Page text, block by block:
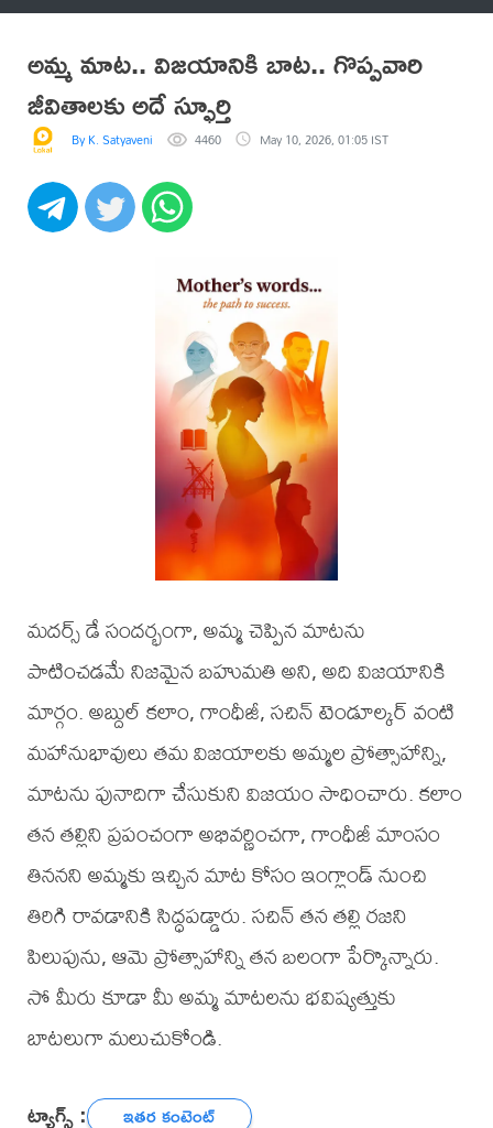
అమ్మ మాట.. విజయానికి బాట.. గొప్పవారి
జీవితాలకు అదే స్ఫూర్తి
By K. Satyaveni 4460 May 10, 2026, 01:05 IST
మదర్స్ డే సందర్భంగా, అమ్మ చెప్పిన మాటను
పాటించడమే నిజమైన బహుమతి అని, అది విజయానికి
మార్గం. అబ్దుల్ కలాం, గాంధీజీ, సచిన్ టెండూల్కర్ వంటి
మహానుభావులు తమ విజయాలకు అమ్మల ప్రోత్సాహాన్ని,
మాటను పునాదిగా చేసుకుని విజయం సాధించారు. కలాం
తన తల్లిని ప్రపంచంగా అభివర్ణించగా, గాంధీజీ మాంసం
తిననని అమ్మకు ఇచ్చిన మాట కోసం ఇంగ్లాండ్ నుంచి
తిరిగి రావడానికి సిద్ధపడ్డారు. సచిన్ తన తల్లి రజని
పిలుపును, ఆమె ప్రోత్సాహాన్ని తన బలంగా పేర్కొన్నారు.
సో మీరు కూడా మీ అమ్మ మాటలను భవిష్యత్తుకు
బాటలుగా మలుచుకోండి.
ట్యాగ్స్ : ఇతర కంటెంట్